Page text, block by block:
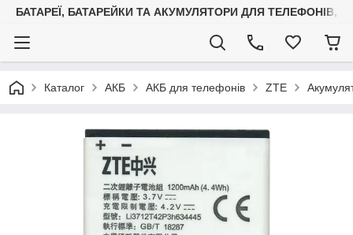
БАТАРЕЇ, БАТАРЕЙКИ ТА АКУМУЛЯТОРИ ДЛЯ ТЕЛЕФОНІВ,
Каталог АКБ АКБ для телефонів ZTE